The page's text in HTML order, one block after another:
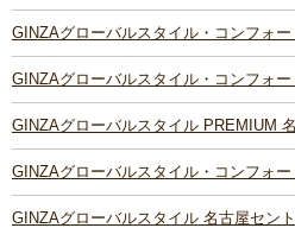
GINZAグローバルスタイル・コンフォ
GINZAグローバルスタイル・コンフォ
GINZAグローバルスタイル PREMIUM
GINZAグローバルスタイル・コンフォ
GINZAグローバルスタイル 名古屋セン